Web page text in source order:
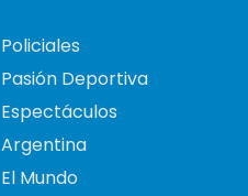
Policiales
Pasión Deportiva
Espectáculos
Argentina
El Mundo